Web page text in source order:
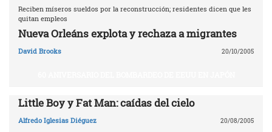
Reciben míseros sueldos por la reconstrucción; residentes dicen que les
quitan empleos
Nueva Orleáns explota y rechaza a migrantes
David Brooks 20/10/2005
Little Boy y Fat Man: caídas del cielo
Alfredo Iglesias Diéguez 20/08/2005